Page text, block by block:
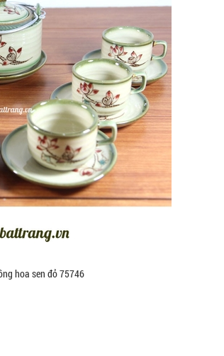
hoa sen đỏ 75746